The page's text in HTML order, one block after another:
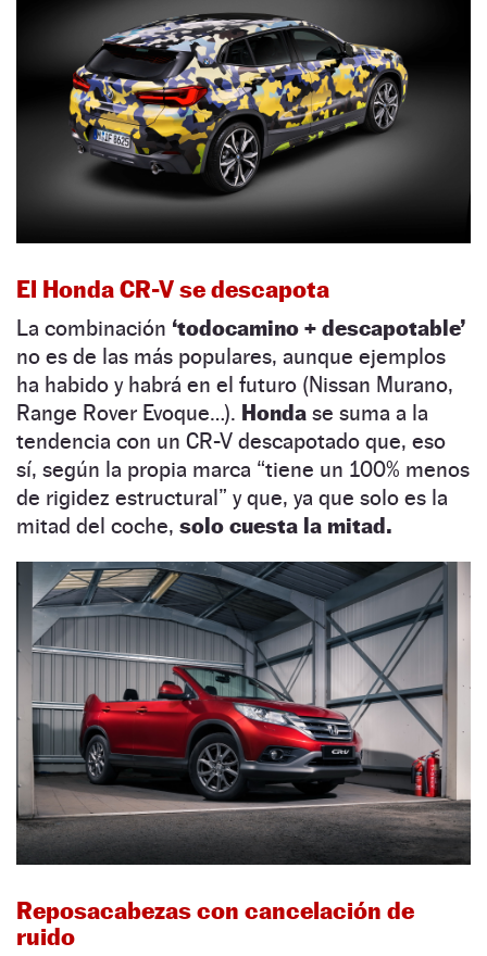
El Honda CR-V se descapota
La combinación ‘todocamino + descapotable’
no es de las más populares, aunque ejemplos
ha habido y habrá en el futuro (Nissan Murano,
Range Rover Evoque…). Honda se suma a la
tendencia con un CR-V descapotado que, eso
sí, según la propia marca “tiene un 100% menos
de rigidez estructural” y que, ya que solo es la
mitad del coche, solo cuesta la mitad.
Reposacabezas con cancelación de
ruido